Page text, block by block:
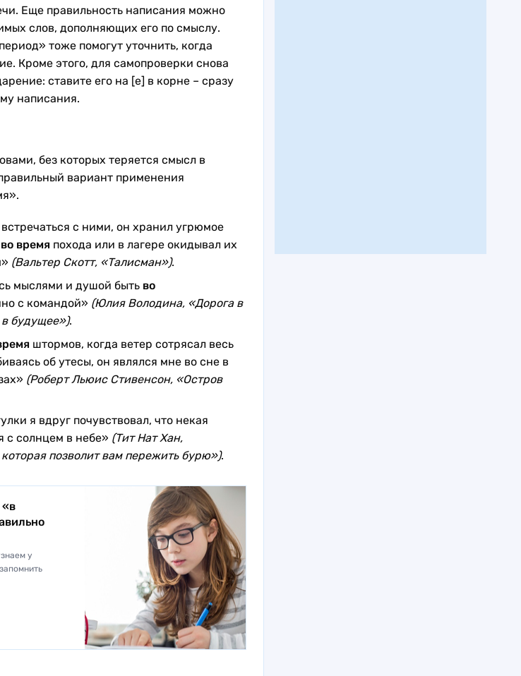
Еще правильность написания можно
слов, дополняющих его по смыслу.
тоже помогут уточнить, когда
Кроме этого, для самопроверки снова
ставите его на [е] в корне – сразу
написания.
без которых теряется смысл в
вариант применения
с ними, он хранил угрюмое
во время похода или в лагере окидывал их
(Вальтер Скотт, «Талисман»).
мыслями и душой быть во
с командой» (Юлия Володина, «Дорога в
будущее»).
штормов, когда ветер сотрясал весь
об утесы, он являлся мне во сне в
(Роберт Льюис Стивенсон, «Остров
я вдруг почувствовал, что некая
с солнцем в небе» (Тит Нат Хан,
позволит вам пережить бурю»).
у